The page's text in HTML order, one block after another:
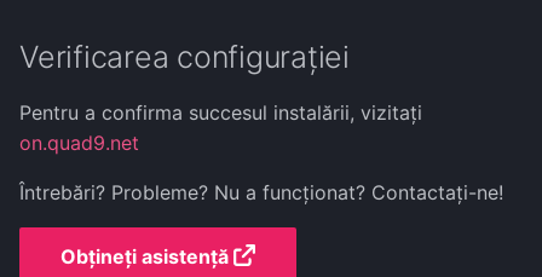
Verificarea configurației
Pentru a confirma succesul instalării, vizitați
on.quad9.net
Întrebări? Probleme? Nu a funcționat? Contactați-ne!
Obțineți asistență